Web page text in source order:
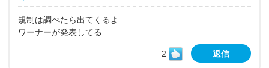
規制は調べたら出てくるよ
ワーナーが発表してる
2
返信